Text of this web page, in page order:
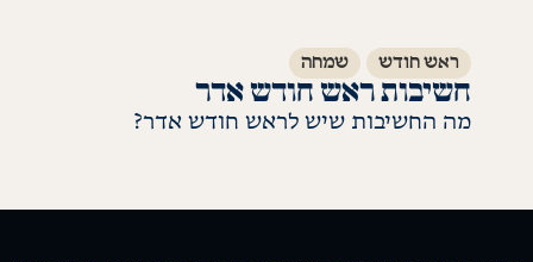
ראש חודש שמחה
חשיבות ראש חודש אדר
מה החשיבות שיש לראש חודש אדר?